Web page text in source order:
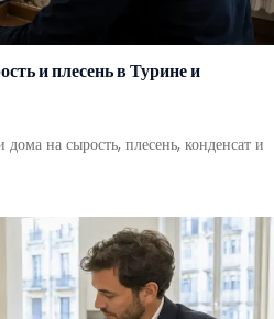
и плесень в Турине и
на сырость, плесень, конденсат и